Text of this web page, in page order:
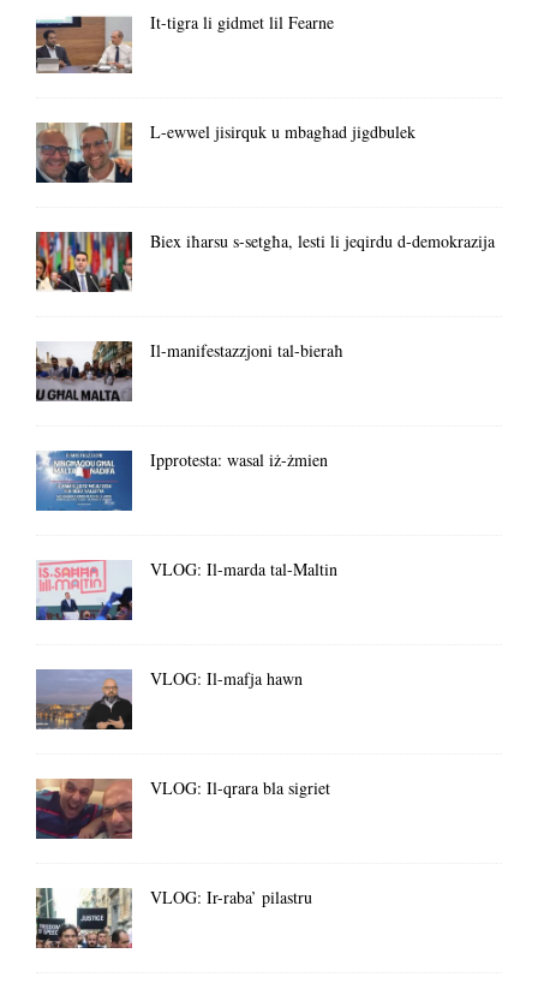
It-tigra li gidmet lil Fearne
L-ewwel jisirquk u mbagħad jigdbulek
Biex iħarsu s-setgħa, lesti li jeqirdu d-demokrazija
Il-manifestazzjoni tal-bieraħ
Ipprotesta: wasal iż-żmien
VLOG: Il-marda tal-Maltin
VLOG: Il-mafja hawn
VLOG: Il-qrara bla sigriet
VLOG: Ir-raba’ pilastru